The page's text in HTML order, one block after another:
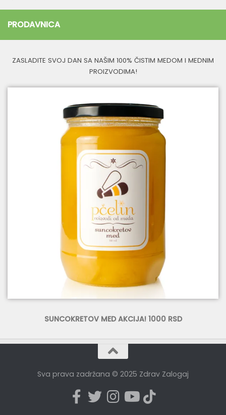
PRODAVNICA
ZASLADITE SVOJ DAN SA NAŠIM 100% ČISTIM MEDOM I MEDNIM
PROIZVODIMA!
SUNCOKRETOV MED AKCIJA! 1000 RSD
Sva prava zadržana © 2025 Zdrav Zalogaj